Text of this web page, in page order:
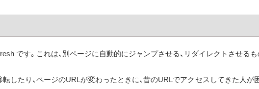
です。これは、別ページに自動的にジャンプさせる、リダイレクトさせるも
転したり、ページのURLが変わったときに、昔のURLでアクセスしてきた人が